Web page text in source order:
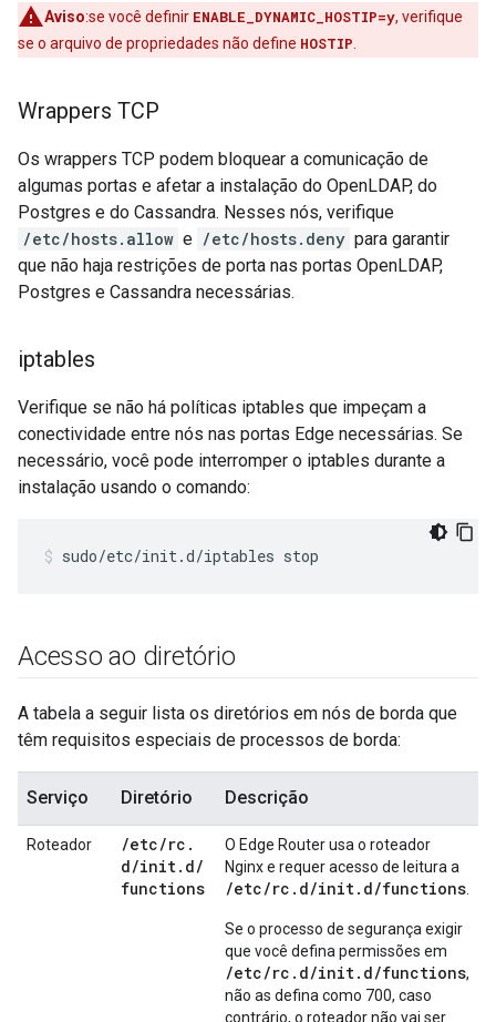
Aviso:se você definir ENABLE_DYNAMIC_HOSTIP=y, verifique
se o arquivo de propriedades não define HOSTIP
Wrappers TCP
Os wrappers TCP podem bloquear a comunicação de
algumas portas e afetar a instalação do OpenLDAP, do
Postgres e do Cassandra. Nesses nós, verifique
/etc/hosts.allow e /etc/hosts.deny para garantir
que não haja restrições de porta nas portas OpenLDAP,
Postgres e Cassandra necessárias.
iptables
Verifique se não há políticas iptables que impeçam a
conectividade entre nós nas portas Edge necessárias. Se
necessário, você pode interromper o iptables durante a
instalação usando o comando:
sudo/etc/init.d/iptables stop
Acesso ao diretório
A tabela a seguir lista os diretórios em nós de borda que
têm requisitos especiais de processos de borda:
Serviço Diretório Descrição
Roteador /etc/rc .
d/init. d/
functions
O Edge Router usa o roteador
Nginx e requer acesso de leitura a
/etc/rc.d/init.d/functions
Se o processo de segurança exigir
que você defina permissões em
/etc/rc.d/init.d/functions,
não as defina como 700, caso
contrário, o roteador não vai ser